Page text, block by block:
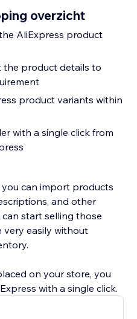
overzicht
AliExpress product
the product details to
product variants within
with a single click from
can import products
and other
start selling those
very easily without
on your store, you
with a single click.